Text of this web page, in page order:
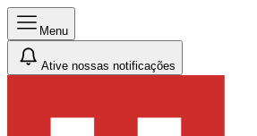
Menu
Ative nossas notificações